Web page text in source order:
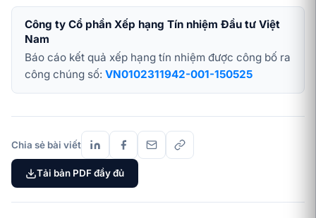
Công ty Cổ phần Xếp hạng Tín nhiệm Đầu tư Việt
Nam
Báo cáo kết quả xếp hạng tín nhiệm được công bố ra
công chúng số: VN0102311942-001-150525
Chia sẻ bài viết
Tải bản PDF đầy đủ